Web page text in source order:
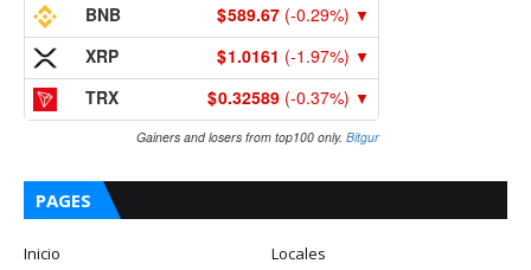
BNB 589.67 (-0.29%) ▼
XRP 1.0161 (-1.97%) ▼
TRX 0.32589 (-0.37%) ▼
Gainers and losers from top100 only. Bitgur
PAGES
Inicio
Locales